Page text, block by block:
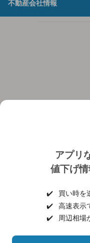
アプリ
値下げ
✔️
買い時を
✔️
高速表示
✔️
周辺相場
不動産会社情報
個人情報
ヘルプ・